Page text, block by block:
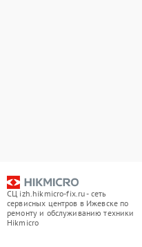
СЦ izh.hikmicro-fix.ru - сеть
сервисных центров в Ижевске по
ремонту и обслуживанию техники
Hikmicro